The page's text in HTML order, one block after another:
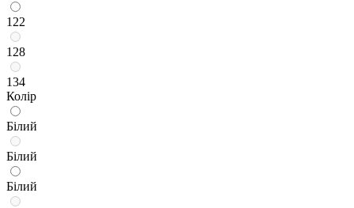
122
128
134
Колір
Білий
Білий
Білий